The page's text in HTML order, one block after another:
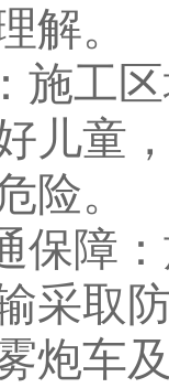
解。
施工
儿童
险。
保障
采取
炮车